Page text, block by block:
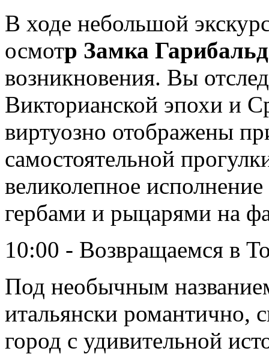
В ходе небольшой
осмотр Замка
возникновения. Вы
Викторианской эпохи и
виртуозно отображены
самостоятельной
великолепное
гербами и рыцарями на
10:00 - Возвращаемся в
Под необычным
итальянски романтично,
город с удивительной